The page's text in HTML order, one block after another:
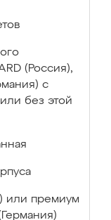
(Россия),
с
без этой
или премиум